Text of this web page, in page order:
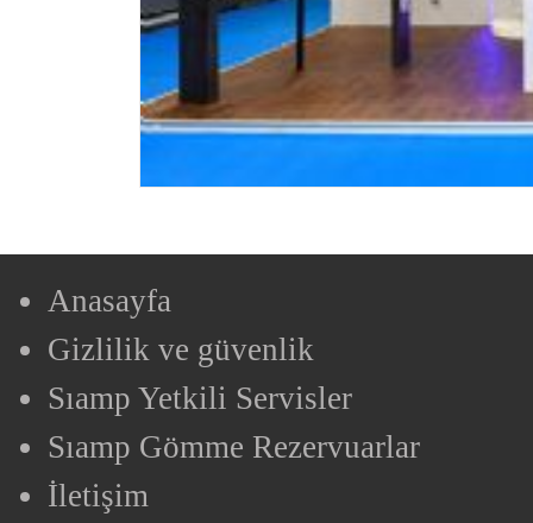
Anasayfa
Gizlilik ve güvenlik
Sıamp Yetkili Servisler
Sıamp Gömme Rezervuarlar
İletişim